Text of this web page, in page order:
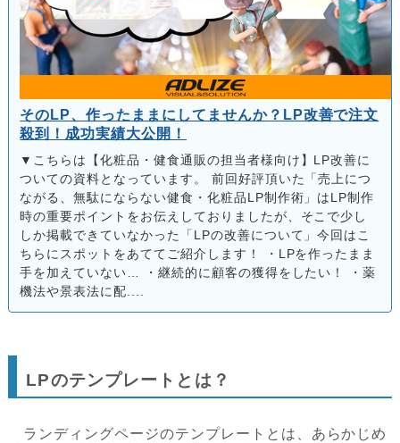
そのLP、作ったままにしてませんか？LP改善で注文
殺到！成功実績大公開！
▼こちらは【化粧品・健食通販の担当者様向け】LP改善に
ついての資料となっています。 前回好評頂いた「売上につ
ながる、無駄にならない健食・化粧品LP制作術」はLP制作
時の重要ポイントをお伝えしておりましたが、そこで少し
しか掲載できていなかった「LPの改善について」今回はこ
ちらにスポットをあててご紹介します！ ・LPを作ったまま
手を加えていない… ・継続的に顧客の獲得をしたい！ ・薬
機法や景表法に配....
LPのテンプレートとは？
ランディングページのテンプレートとは、あらかじめ